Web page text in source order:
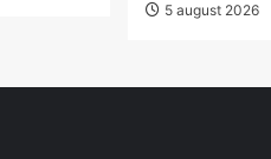
5 august 2026